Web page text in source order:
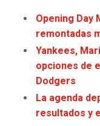
TITANS
COWBOYS
GIANTS
EAGLES
WARRIORS
CLIPPERS
LAKERS
SUNS
Opening Day
remontadas
Yankees,
opciones de
Dodgers
La agenda
resultados y